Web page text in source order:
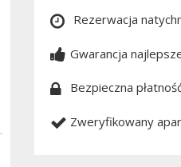
Rezerwacja
Gwarancja
Bezpieczna
Zweryfikowany